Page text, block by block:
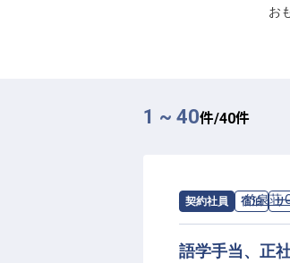
お
1 ~ 40件/40件
契約社員 宿泊 サ
求人情報：竹泉荘
語学手当、正